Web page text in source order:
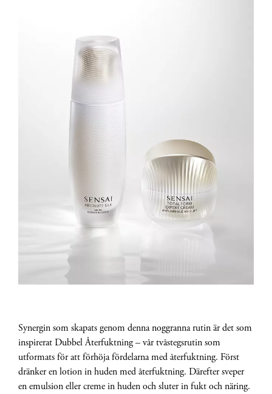
Synergin som skapats genom denna noggranna rutin är det som
inspirerat Dubbel Återfuktning – vår tvåstegsrutin som
utformats för att förhöja fördelarna med återfuktning. Först
dränker en lotion in huden med återfuktning. Därefter sveper
en emulsion eller creme in huden och sluter in fukt och näring.